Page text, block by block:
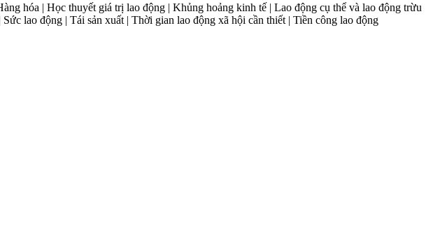
hóa | Học thuyết giá trị lao động | Khủng hoảng kinh tế | Lao động cụ thể và lao động trừu
lao động | Tái sản xuất | Thời gian lao động xã hội cần thiết | Tiền công lao động